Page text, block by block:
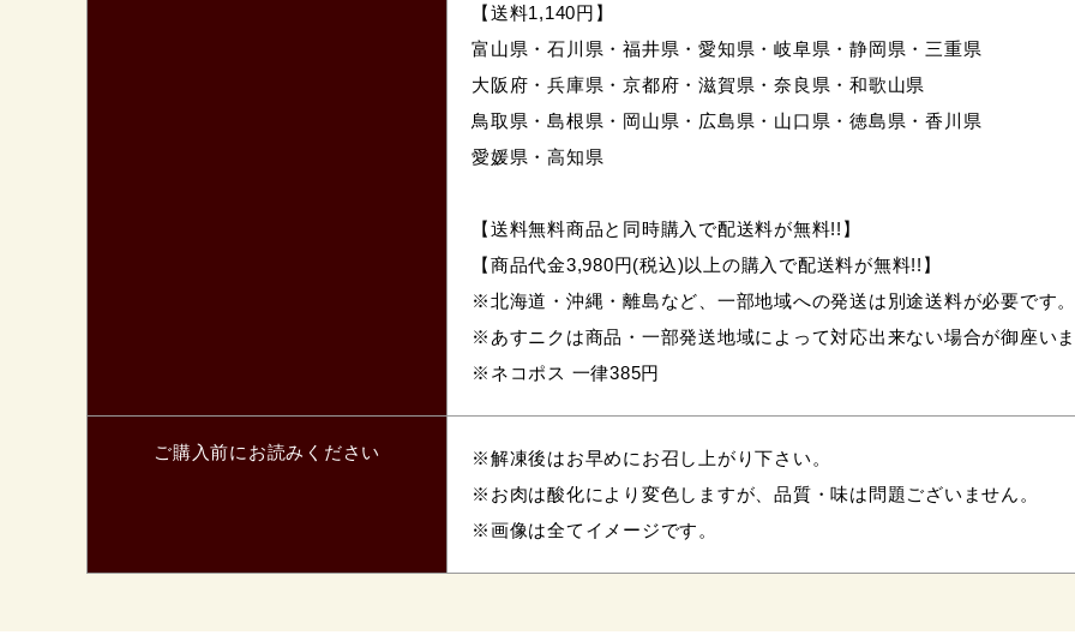
【送料1,140円】
富山県・石川県・福井県・愛知県・岐阜県・静岡県・三重県
大阪府・兵庫県・京都府・滋賀県・奈良県・和歌山県
鳥取県・島根県・岡山県・広島県・山口県・徳島県・香川県
愛媛県・高知県
【送料無料商品と同時購入で配送料が無料!!】
【商品代金3,980円(税込)以上の購入で配送料が無料!!】
※北海道・沖縄・離島など、一部地域への発送は別途送料が必要です。
※あすニクは商品・一部発送地域によって対応出来ない場合が御座い
※ネコポス 一律385円
ご購入前にお読みください
※解凍後はお早めにお召し上がり下さい。
※お肉は酸化により変色しますが、品質・味は問題ございません。
※画像は全てイメージです。